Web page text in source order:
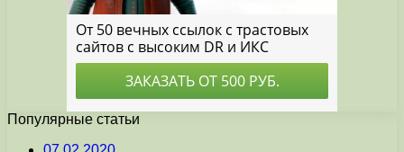
Популярные статьи